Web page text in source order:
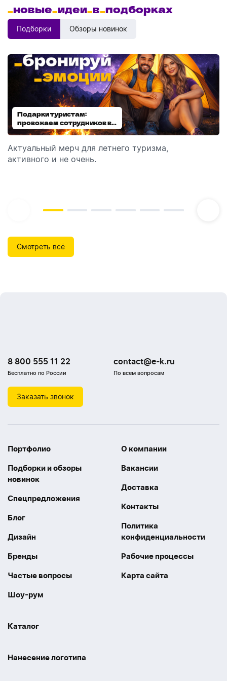
_новые_идеи_в_подборках
Подборки Обзоры новинок
Подарки туристам:
провожаем сотрудников в
отпуск!
Актуальный мерч для летнего туризма,
активного и не очень.
Диспенсеры для мыла:
выбираем модель
Обзор автоматических диспенсеров для мыла,
которые идеально подходят для брендирования.
Смотреть всё
8 800 555 11 22
Бесплатно по России
contact@e-k.ru
По всем вопросам
Заказать звонок
Портфолио
Подборки и обзоры
новинок
Спецпредложения
Блог
Дизайн
Бренды
Частые вопросы
Шоу-рум
О компании
Вакансии
Доставка
Контакты
Политика
конфиденциальности
Рабочие процессы
Карта сайта
Каталог
Нанесение логотипа